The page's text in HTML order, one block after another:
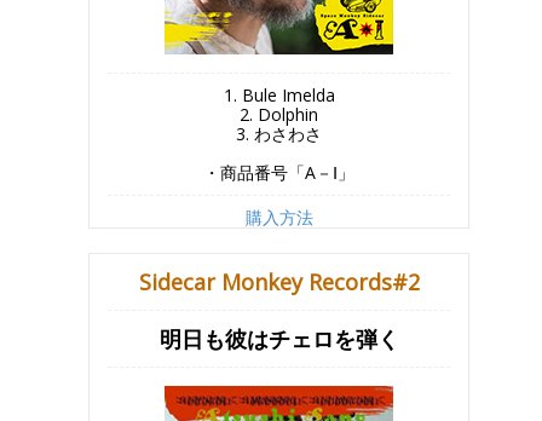
1. Bule Imelda
2. Dolphin
3. わさわさ
・商品番号「A－Ⅰ」
購入方法
Sidecar Monkey Records#2
明日も彼はチェロを弾く